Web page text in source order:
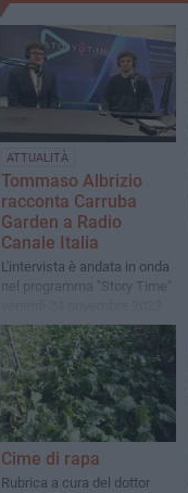
ATTUALITÀ
Tommaso Albrizio
racconta Carruba
Garden a Radio
Canale Italia
L'intervista è andata in onda
nel programma "Story Time"
Cime di rapa
Rubrica a cura del dottor